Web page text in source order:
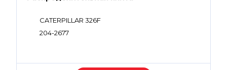
CATERPILLAR 326F
204-2677